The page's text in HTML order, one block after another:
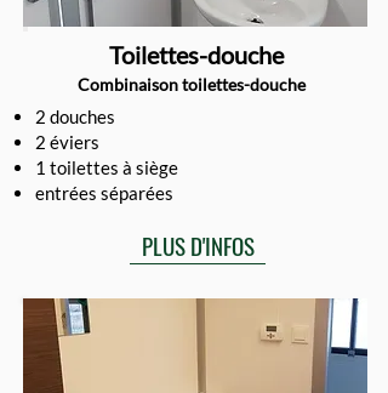
Toilettes-douche
Combinaison toilettes-douche
2 douches
2 éviers
1 toilettes à siège
entrées séparées
PLUS D'INFOS